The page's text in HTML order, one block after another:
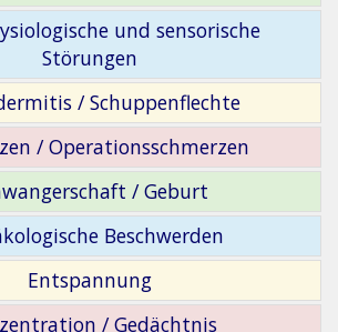
und sensorische
Störungen
/ Schuppenflechte
/ Operationsschmerzen
/ Geburt
Beschwerden
Entspannung
/ Gedächtnis